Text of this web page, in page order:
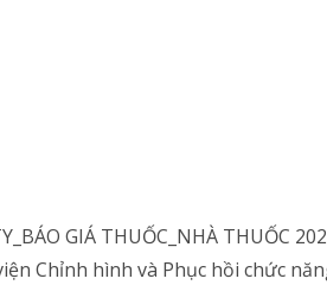
GIÁ THUỐC_NHÀ THUỐC
Chỉnh hình và Phục hồi chức